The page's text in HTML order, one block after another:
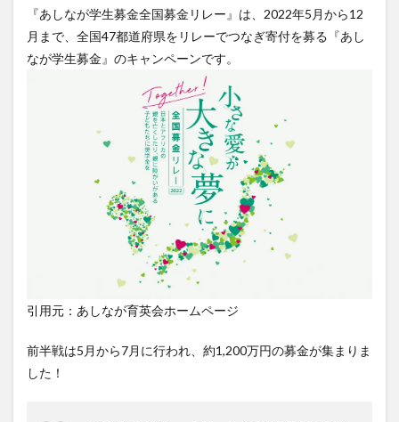
『あしなが学生募金全国募金リレー』は、2022年5月から12
月まで、全国47都道府県をリレーでつなぎ寄付を募る『あし
なが学生募金』のキャンペーンです。⁠
引用元：あしなが育英会ホームページ
前半戦は5月から7月に行われ、約1,200万円の募金が集まりま
した！